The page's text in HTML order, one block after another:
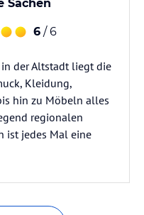
Sachen
6 / 6
in der Altstadt liegt die
Kleidung,
hin zu Möbeln alles
regionalen
ist jedes Mal eine